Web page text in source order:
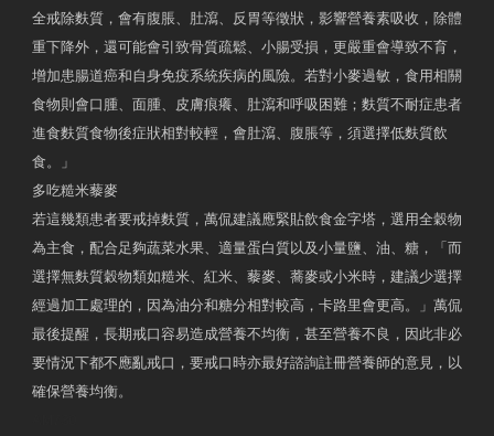
全戒除麩質，會有腹脹、肚瀉、反胃等徵狀，影響營養素吸收，除體
重下降外，還可能會引致骨質疏鬆、小腸受損，更嚴重會導致不育，
增加患腸道癌和自身免疫系統疾病的風險。若對小麥過敏，食用相關
食物則會口腫、面腫、皮膚痕癢、肚瀉和呼吸困難；麩質不耐症患者
進食麩質食物後症狀相對較輕，會肚瀉、腹脹等，須選擇低麩質飲
食。」
多吃糙米藜麥
若這幾類患者要戒掉麩質，萬侃建議應緊貼飲食金字塔，選用全穀物
為主食，配合足夠蔬菜水果、適量蛋白質以及小量鹽、油、糖，「而
選擇無麩質穀物類如糙米、紅米、藜麥、蕎麥或小米時，建議少選擇
經過加工處理的，因為油分和糖分相對較高，卡路里會更高。」萬侃
最後提醒，長期戒口容易造成營養不均衡，甚至營養不良，因此非必
要情況下都不應亂戒口，要戒口時亦最好諮詢註冊營養師的意見，以
確保營養均衡。